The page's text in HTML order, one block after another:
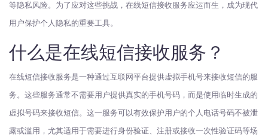
等隐私风险。为了应对这些挑战，在线短信接收服务应运而生，成为现代
用户保护个人隐私的重要工具。
什么是在线短信接收服务？
在线短信接收服务是一种通过互联网平台提供虚拟手机号来接收短信的服
务。这些服务通常不需要用户提供真实的手机号码，而是使用临时生成的
虚拟号码来接收短信。这一服务可以有效保护用户的个人电话号码不被泄
露或滥用，尤其适用于需要进行身份验证、注册或接收一次性验证码等场